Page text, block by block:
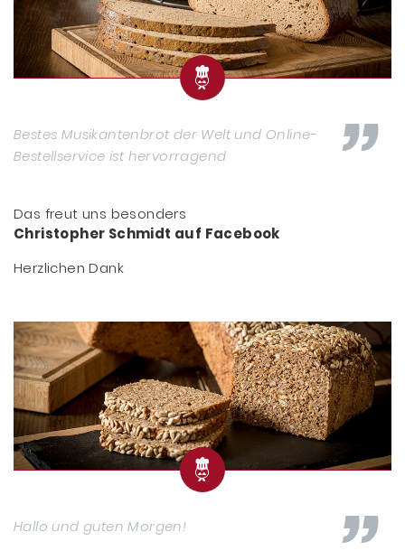
Bestes Musikantenbrot der Welt und Online-
Bestellservice ist hervorragend
Das freut uns besonders
Christopher Schmidt auf Facebook
Herzlichen Dank
Hallo und guten Morgen!